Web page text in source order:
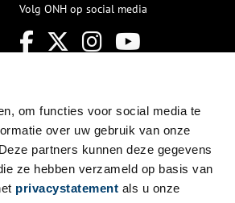
om functies voor social media te
over uw gebruik van onze
partners kunnen deze gegevens
ze hebben verzameld op basis van
privacystatement als u onze
Volg ONH op social media